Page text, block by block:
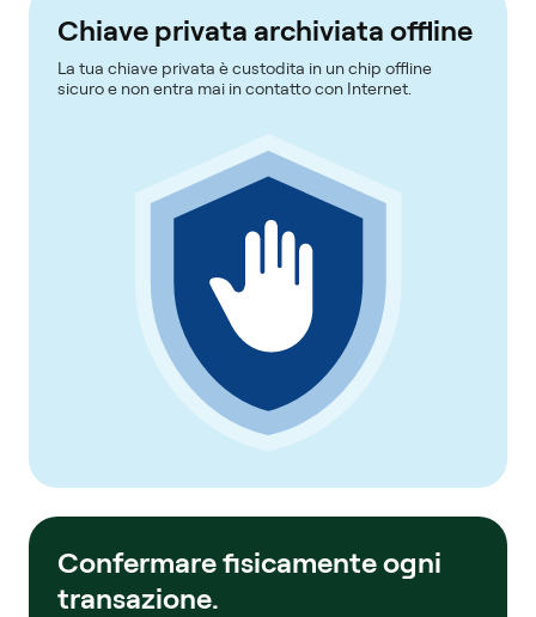
Chiave privata archiviata offline
La tua chiave privata è custodita in un chip offline
sicuro e non entra mai in contatto con Internet.
Confermare fisicamente ogni
transazione.